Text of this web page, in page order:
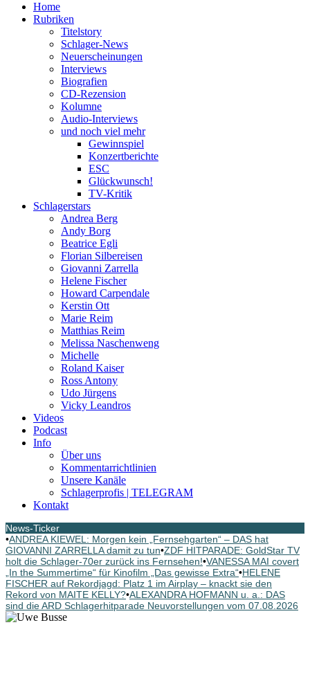
Home
Rubriken
Titelstory
Schlager-News
Neuerscheinungen
Interviews
Biografien
CD-Rezension
Kolumne
Audio-Interviews
und noch viel mehr
Gewinnspiel
Konzertberichte
ESC
Glückwunsch!
TV-Kritik
Schlagerstars
Andrea Berg
Andy Borg
Beatrice Egli
Florian Silbereisen
Giovanni Zarrella
Helene Fischer
Howard Carpendale
Kerstin Ott
Marie Reim
Matthias Reim
Melissa Naschenweng
Michelle
Roland Kaiser
Ross Antony
Udo Jürgens
Vicky Leandros
Videos
Podcast
Info
Über uns
Kommentarrichtlinien
Unsere Kanäle
Schlagerprofis | TELEGRAM
Kontakt
News-Ticker
•ANDREA KIEWEL: Morgen kein „Fernsehgarten“ – DAS hat
GIOVANNI ZARRELLA damit zu tun•ZDF HITPARADE: GoldStar TV
holt die Schlager-70er zurück ins Fernsehen!•VANESSA MAI covert
„In the Summertime“ für Kinofilm „Das gewisse Extra“•HELENE
FISCHER auf Rekordjagd: Platz 1 im Airplay – knackt sie den
Rekord von MAITE KELLY?•ALEXANDRA HOFMANN u. a.: DAS
sind die ARD Schlagerhitparade Neuvorstellungen vom 07.08.2026